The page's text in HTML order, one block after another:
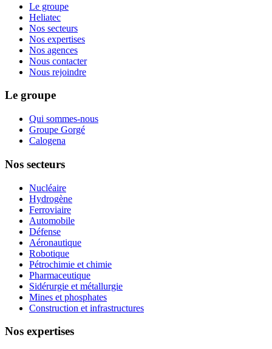
Le groupe
Heliatec
Nos secteurs
Nos expertises
Nos agences
Nous contacter
Nous rejoindre
Le groupe
Qui sommes-nous
Groupe Gorgé
Calogena
Nos secteurs
Nucléaire
Hydrogène
Ferroviaire
Automobile
Défense
Aéronautique
Robotique
Pétrochimie et chimie
Pharmaceutique
Sidérurgie et métallurgie
Mines et phosphates
Construction et infrastructures
Nos expertises